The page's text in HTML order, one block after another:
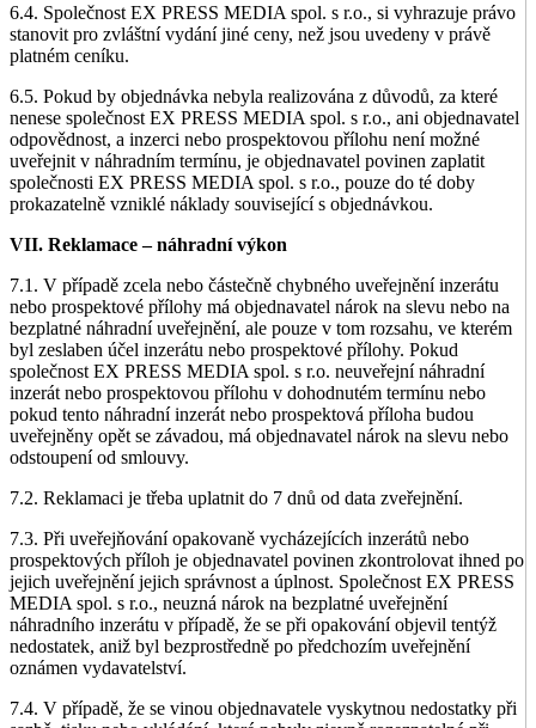
6.4. Společnost EX PRESS MEDIA spol. s r.o., si vyhrazuje právo
stanovit pro zvláštní vydání jiné ceny, než jsou uvedeny v právě
platném ceníku.
6.5. Pokud by objednávka nebyla realizována z důvodů, za které
nenese společnost EX PRESS MEDIA spol. s r.o., ani objednavatel
odpovědnost, a inzerci nebo prospektovou přílohu není možné
uveřejnit v náhradním termínu, je objednavatel povinen zaplatit
společnosti EX PRESS MEDIA spol. s r.o., pouze do té doby
prokazatelně vzniklé náklady související s objednávkou.
VII. Reklamace – náhradní výkon
7.1. V případě zcela nebo částečně chybného uveřejnění inzerátu
nebo prospektové přílohy má objednavatel nárok na slevu nebo na
bezplatné náhradní uveřejnění, ale pouze v tom rozsahu, ve kterém
byl zeslaben účel inzerátu nebo prospektové přílohy. Pokud
společnost EX PRESS MEDIA spol. s r.o. neuveřejní náhradní
inzerát nebo prospektovou přílohu v dohodnutém termínu nebo
pokud tento náhradní inzerát nebo prospektová příloha budou
uveřejněny opět se závadou, má objednavatel nárok na slevu nebo
odstoupení od smlouvy.
7.2. Reklamaci je třeba uplatnit do 7 dnů od data zveřejnění.
7.3. Při uveřejňování opakovaně vycházejících inzerátů nebo
prospektových příloh je objednavatel povinen zkontrolovat ihned po
jejich uveřejnění jejich správnost a úplnost. Společnost EX PRESS
MEDIA spol. s r.o., neuzná nárok na bezplatné uveřejnění
náhradního inzerátu v případě, že se při opakování objevil tentýž
nedostatek, aniž byl bezprostředně po předchozím uveřejnění
oznámen vydavatelství.
7.4. V případě, že se vinou objednavatele vyskytnou nedostatky při